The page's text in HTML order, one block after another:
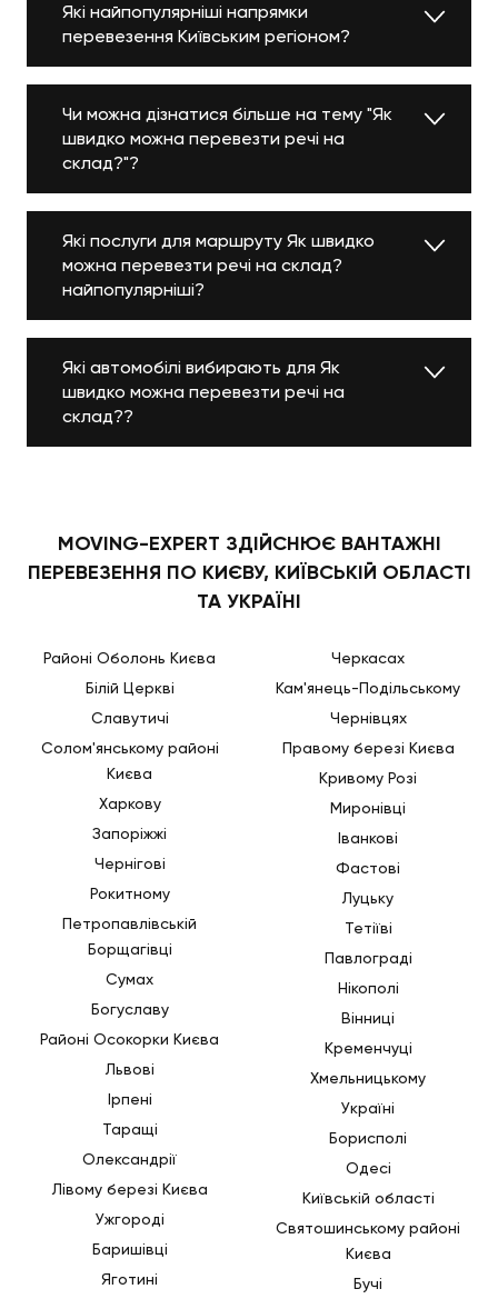
Які найпопулярніші напрямки
перевезення Київським регіоном?
Чи можна дізнатися більше на тему "Як
швидко можна перевезти речі на
склад?"?
Які послуги для маршруту Як швидко
можна перевезти речі на склад?
найпопулярніші?
Які автомобілі вибирають для Як
швидко можна перевезти речі на
склад??
MOVING-EXPERT ЗДІЙСНЮЄ ВАНТАЖНІ
ПЕРЕВЕЗЕННЯ ПО КИЄВУ, КИЇВСЬКІЙ ОБЛАСТІ
ТА УКРАЇНІ
Районі Оболонь Києва
Білій Церкві
Славутичі
Солом'янському районі
Києва
Харкову
Запоріжжі
Чернігові
Рокитному
Петропавлівській
Борщагівці
Сумах
Богуславу
Районі Осокорки Києва
Львові
Ірпені
Таращі
Олександрії
Лівому березі Києва
Ужгороді
Баришівці
Яготині
Черкасах
Кам'янець-Подільському
Чернівцях
Правому березі Києва
Кривому Розі
Миронівці
Іванкові
Фастові
Луцьку
Тетіїві
Павлограді
Нікополі
Вінниці
Кременчуці
Хмельницькому
Україні
Борисполі
Одесі
Київській області
Святошинському районі
Києва
Бучі